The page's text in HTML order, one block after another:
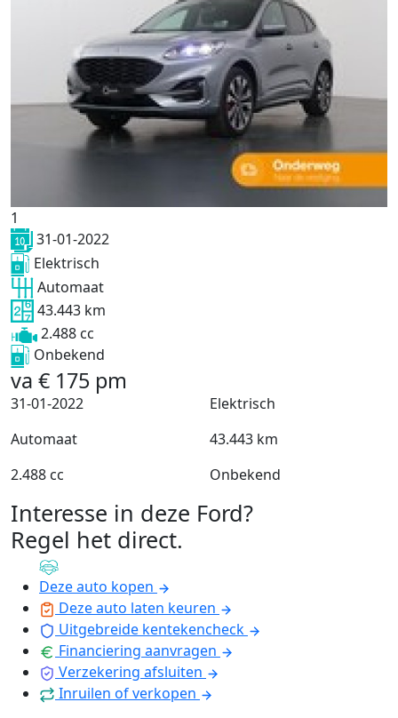
1
31-01-2022
Elektrisch
Automaat
43.443 km
2.488 cc
Onbekend
va € 175 pm
31-01-2022
Elektrisch
Automaat
43.443 km
2.488 cc
Onbekend
Interesse in deze Ford?
Regel het direct.
Deze auto kopen
Deze auto laten keuren
Uitgebreide kentekencheck
Financiering aanvragen
Verzekering afsluiten
Inruilen of verkopen